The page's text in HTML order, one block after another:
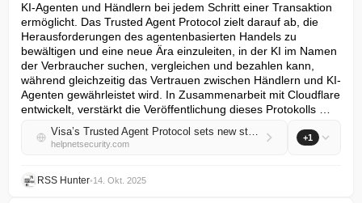
KI-Agenten und Händlern bei jedem Schritt einer Transaktion
ermöglicht. Das Trusted Agent Protocol zielt darauf ab, die
Herausforderungen des agentenbasierten Handels zu
bewältigen und eine neue Ära einzuleiten, in der KI im Namen
der Verbraucher suchen, vergleichen und bezahlen kann,
während gleichzeitig das Vertrauen zwischen Händlern und KI-
Agenten gewährleistet wird. In Zusammenarbeit mit Cloudflare
entwickelt, verstärkt die Veröffentlichung dieses Protokolls …
Visa’s Trusted Agent Protocol sets new standard for secure agentic transactions
helpnetsecurity.com
+1
RSS Hunter•14. Okt. 2025